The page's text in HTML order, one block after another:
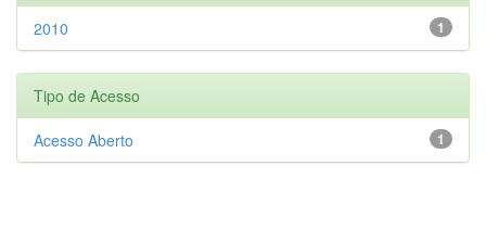
1
2010
Tipo de Acesso
1
Acesso Aberto